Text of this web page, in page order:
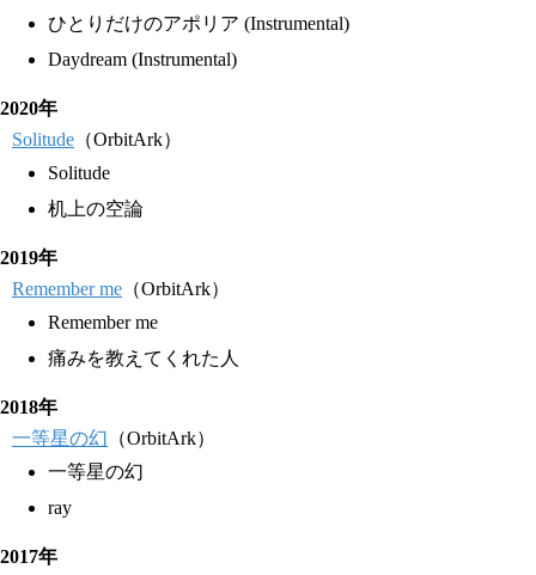
ひとりだけのアポリア (Instrumental)
Daydream (Instrumental)
2020年
Solitude （OrbitArk）
Solitude
机上の空論
2019年
Remember me （OrbitArk）
Remember me
痛みを教えてくれた人
2018年
一等星の幻 （OrbitArk）
一等星の幻
ray
2017年